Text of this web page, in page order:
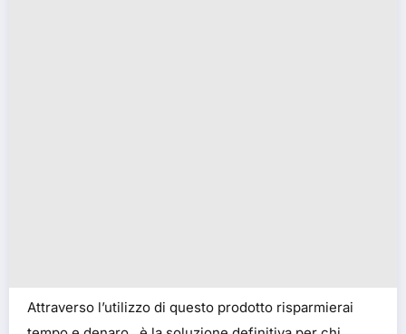
Attraverso l’utilizzo di questo prodotto risparmierai